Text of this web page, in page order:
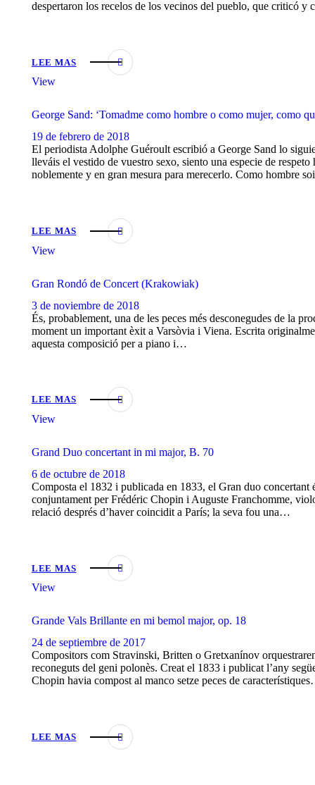
despertaron los recelos de los vecinos del pueblo, que criticó
LEE MAS
View
George Sand: ‘Tomadme como hombre o como mujer, como
19 de febrero de 2018
El periodista Adolphe Guéroult escribió a George Sand lo
lleváis el vestido de vuestro sexo, siento una especie de
noblemente y en gran mesura para merecerlo. Como hombre
LEE MAS
View
Gran Rondó de Concert (Krakowiak)
3 de noviembre de 2018
És, probablement, una de les peces més desconegudes de la
moment un important èxit a Varsòvia i Viena. Escrita
aquesta composició per a piano i…
LEE MAS
View
Grand Duo concertant in mi major, B. 70
6 de octubre de 2018
Composta el 1832 i publicada en 1833, el Gran duo
conjuntament per Frédéric Chopin i Auguste Franchomme,
relació després d’haver coincidit a París; la seva fou una…
LEE MAS
View
Grande Vals Brillante en mi bemol major, op. 18
24 de septiembre de 2017
Compositors com Stravinski, Britten o Gretxanínov
reconeguts del geni polonès. Creat el 1833 i publicat l’any
Chopin havia compost al manco setze peces de
LEE MAS